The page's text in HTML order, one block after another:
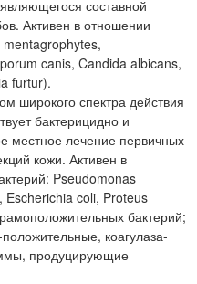
составной
Активен в отношении
canis, Candida albicans,
furtur).
широкого спектра действия
бактерицидно и
местное лечение первичных
кожи. Активен в
Pseudomonas
coli, Proteus
бактерий;
коагулаза-
продуцирующие